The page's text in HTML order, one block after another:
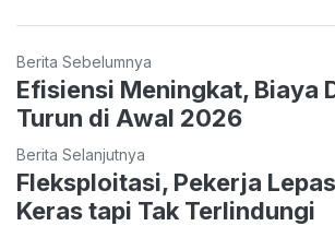
Berita Sebelumnya
Efisiensi Meningkat, Biaya
Turun di Awal 2026
Berita Selanjutnya
Fleksploitasi, Pekerja
Keras tapi Tak Terlindungi